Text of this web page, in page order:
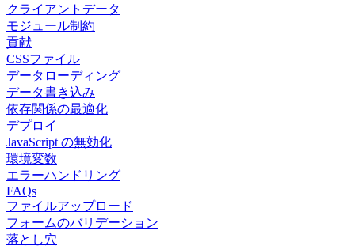
クライアントデータ
モジュール制約
貢献
CSSファイル
データローディング
データ書き込み
依存関係の最適化
デプロイ
JavaScript の無効化
環境変数
エラーハンドリング
FAQs
ファイルアップロード
フォームのバリデーション
落とし穴